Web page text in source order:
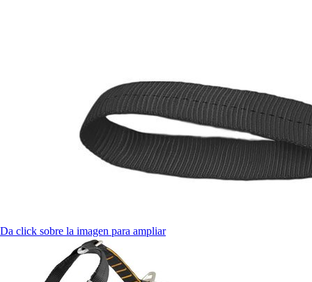
Da click sobre la imagen para ampliar